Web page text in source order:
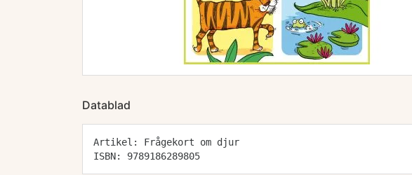
Datablad
Artikel: Frågekort om djur
ISBN: 9789186289805